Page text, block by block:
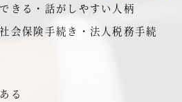
きる・話がしやすい人柄
会保険手続き・法人税務手続
る